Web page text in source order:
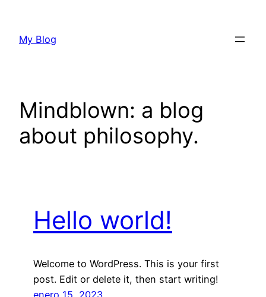
contenido
My Blog
Mindblown: a blog
about philosophy.
Hello world!
Welcome to WordPress. This is your first
post. Edit or delete it, then start writing!
enero 15, 2023